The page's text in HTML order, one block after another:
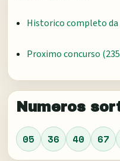
Historico completo
Proximo concurso (
Numeros
05 36 40 67